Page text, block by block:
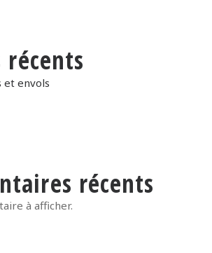
et envols
récents
à afficher.